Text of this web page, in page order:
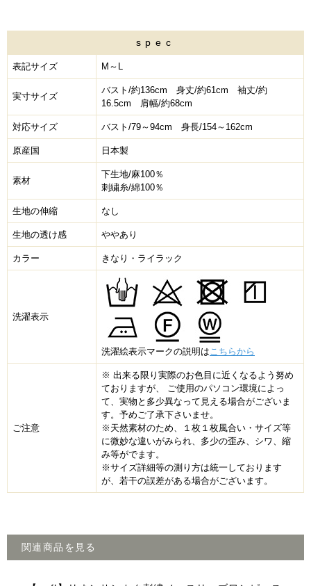
spec
表記サイズ M～L
実寸サイズ
バスト/約136cm 身丈/約61cm 袖丈/約
16.5cm 肩幅/約68cm
対応サイズ バスト/79～94cm 身長/154～162cm
原産国 日本製
素材
下生地/麻100％
刺繍糸/綿100％
生地の伸縮 なし
生地の透け感 ややあり
カラー きなり・ライラック
洗濯表示
洗濯絵表示マークの説明は こちらから
ご注意
※ 出来る限り実際のお色目に近くなるよう努め
ておりますが、 ご使用のパソコン環境によっ
て、実物と多少異なって見える場合がございま
す。予めご了承下さいませ。
※天然素材のため、１枚１枚風合い・サイズ等
に微妙な違いがみられ、多少の歪み、シワ、縮
み等がでます。
※サイズ詳細等の測り方は統一しております
が、若干の誤差がある場合がございます。
関連商品を見る